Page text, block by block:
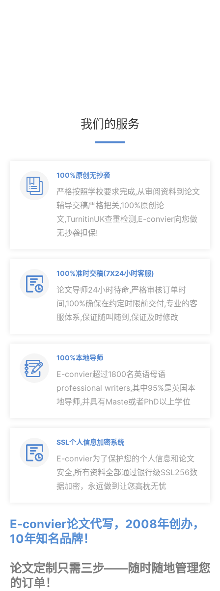
我们的服务

100%原创无抄袭
严格按照学校要求完成,从审阅资料到论文
辅导交稿严格把关,100%原创论
文,TurnitinUK查重检测,E-convier向您做
无抄袭担保!

100%准时交稿(7X24小时客服)
论文导师24小时待命,严格审核订单时
间,100%确保在约定时限前交付,专业的客
服体系,保证随叫随到,保证及时修改

100%本地导师
E-convier超过1800名英语母语
professional writers,其中95%是英国本
地导师,并具有Maste或者PhD以上学位

SSL个人信息加密系统
E-convier为了保护您的个人信息和论文
安全,所有资料全部通过银行级SSL256数
据加密，永远做到让您高枕无忧
E-convier论文代写，2008年创办，
10年知名品牌！
论文定制只需三步——随时随地管理您
的订单！